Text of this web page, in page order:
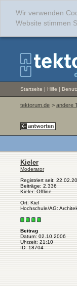
Wir verwenden
Website stimmen
Startseite | Hilfe |
tektorum.de > andere
Kieler
Moderator
Registriert seit:
Beiträge: 2.336
Kieler: Offline
Ort: Kiel
Hochschule/AG:
Beitrag
Datum: 02.10.2006
Uhrzeit: 21:10
ID: 18704